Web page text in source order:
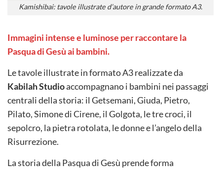
Kamishibai: tavole illustrate d’autore in grande formato A3.
Immagini intense e luminose per raccontare la
Pasqua di Gesù ai bambini.
Le tavole illustrate in formato A3 realizzate da
Kabilah Studioaccompagnano i bambini nei passaggi
centrali della storia: il Getsemani, Giuda, Pietro,
Pilato, Simone di Cirene, il Golgota, le tre croci, il
sepolcro, la pietra rotolata, le donne e l’angelo della
Risurrezione.
La storia della Pasqua di Gesù prende forma